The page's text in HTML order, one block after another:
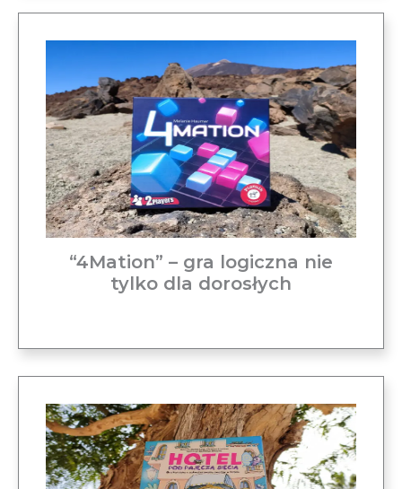
“4Mation” – gra logiczna nie
tylko dla dorosłych